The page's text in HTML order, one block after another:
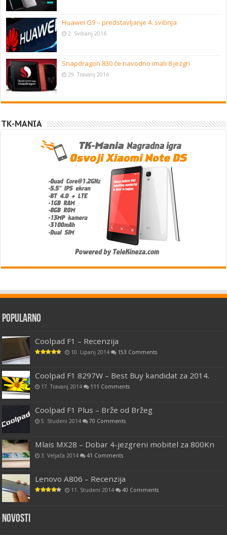
Huawei G9 – predstavljanje 4. svibnja
2. Svibanj 2016
Snapdragon 830 će navodno imati 8 jezgri
29. Travanj 2016
TK-MANIA
Popularno
Coolpad F1 – Recenzija
10. Lipanj 2014 153 Comments
Coolpad F1 8297W – Best Buy kandidat za 2014.
17. Travanj 2014 111 Comments
Coolpad F1 Plus – Brže od Bržeg
5. Studeni 2014 70 Comments
Mlais MX28 – Dobar 4-jezgreni mobitel za 800Kn
3. Veljača 2014 41 Comments
Lenovo A806 – Recenzija
11. Studeni 2014 40 Comments
Novosti